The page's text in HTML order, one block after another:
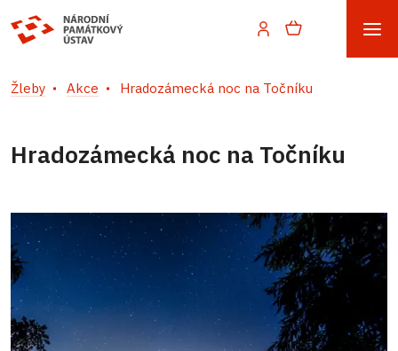
Žleby Akce Hradozámecká noc na Točníku
Hradozámecká noc na Točníku